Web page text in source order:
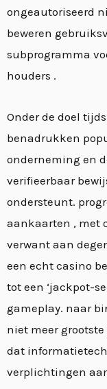
ongeautoriseerd
beweren
subprogramma
houders .
Onder de doel
benadrukken
onderneming en
verifieerbaar
ondersteunt.
aankaarten , met
verwant aan
een echt casino
tot een ‘jackpot-
gameplay. naar
niet meer
dat
verplichtingen